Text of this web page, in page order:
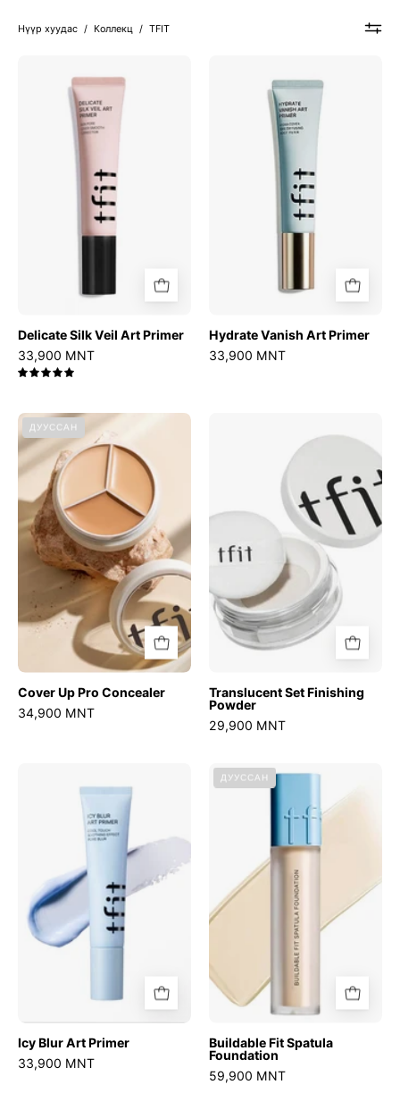
Нүүр хуудас / Коллекц / TFIT
Silk
Veil
Art
Delicate Silk Veil Art Primer
33,900 MNT
5.0
Vanish
Art
Primer
Hydrate Vanish Art Primer
33,900 MNT
Cover
Up
Pro
Concealer
ДУУССАН
Cover Up Pro Concealer
34,900 MNT
Set
Powder
Translucent Set Finishing
Powder
29,900 MNT
Blur
Art
Primer
Icy Blur Art Primer
33,900 MNT
Buildable
Spatula
Foundation
ДУУССАН
Buildable Fit Spatula
Foundation
59,900 MNT